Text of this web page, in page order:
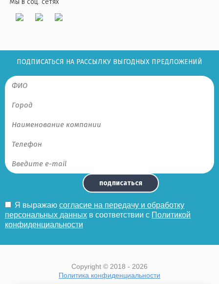
Мы в соц. сетях
ПОДПИСАТЬСЯ НА РАССЫЛКУ ВЫГОДНЫХ ПРЕДЛОЖЕНИЙ
Я выражаю согласие на передачу и обработку
персональных данных в соответствии с Политикой
конфиденциальности
подписаться
Copyright © 2018 - 2026
Политика конфиденциальности